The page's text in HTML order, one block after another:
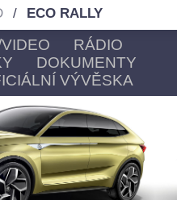
ECO RALLY
RÁDIO
DOKUMENTY
VÝVĚSKA